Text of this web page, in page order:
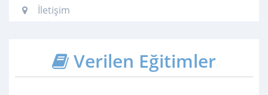
İletişim
Verilen Eğitimler